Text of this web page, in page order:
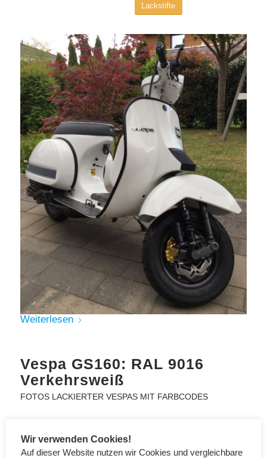
Lackstifte
Weiterlesen
Vespa GS160: RAL 9016
Verkehrsweiß
FOTOS LACKIERTER VESPAS MIT FARBCODES
Wir verwenden Cookies!
Auf dieser Website nutzen wir Cookies und vergleichbare